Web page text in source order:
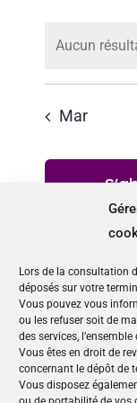
Lors de la consultation
déposés sur votre
Vous pouvez vous
ou les refuser soit de
des services,
Vous êtes en droit de
concernant le dépôt de
Vous disposez
Aucun
Mar
Nos